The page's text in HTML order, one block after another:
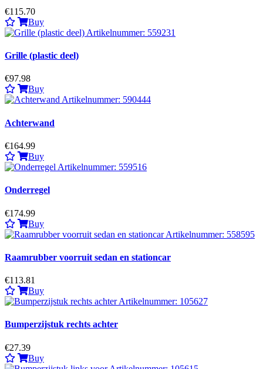
€115.70
Buy
Grille (plastic deel)
€97.98
Buy
Achterwand
€164.99
Buy
Onderregel
€174.99
Buy
Raamrubber voorruit sedan en stationcar
€113.81
Buy
Bumperzijstuk rechts achter
€27.39
Buy